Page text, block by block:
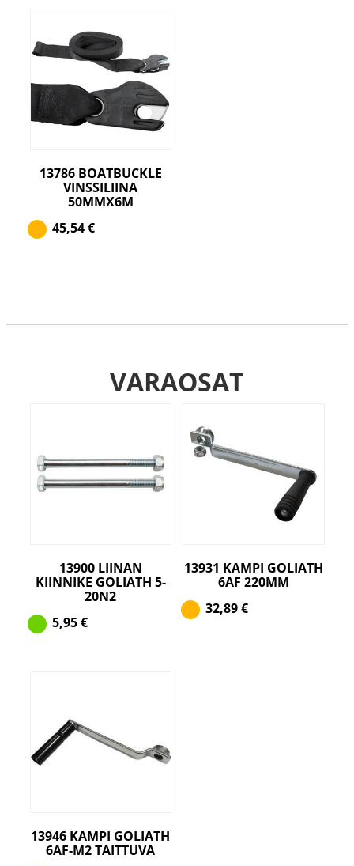
13786 BOATBUCKLE
VINSSILIINA
50MMX6M
45,54€
VARAOSAT
13900 LIINAN
KIINNIKE GOLIATH 5-
20N2
5,95€
13931 KAMPI GOLIATH
6AF 220MM
32,89€
13946 KAMPI GOLIATH
6AF-M2 TAITTUVA